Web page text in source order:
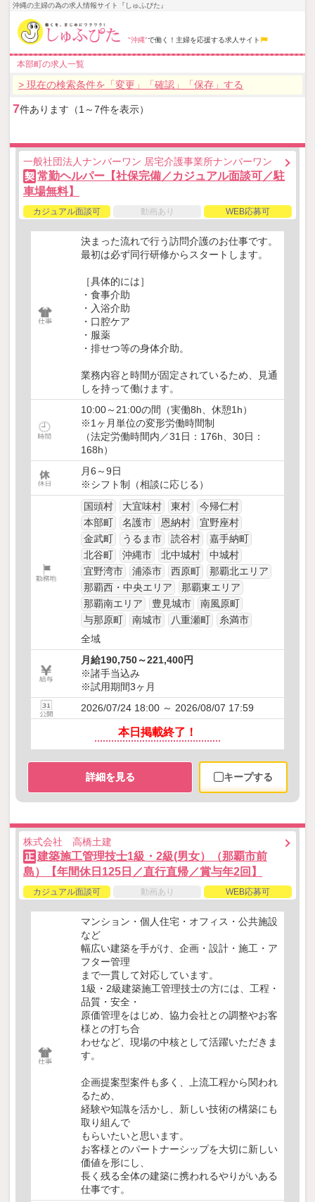
沖縄の主婦の為の求人情報サイト『しゅふぴた』
"沖縄"で働く！主婦を応援する求人サイト
本部町の求人一覧
> 現在の検索条件を「変更」「確認」「保存」する
7件あります（1～7件を表示）
一般社団法人ナンバーワン 居宅介護事業所ナンバーワン
契 常勤ヘルパー【社保完備／カジュアル面談可／駐
車場無料】
カジュアル面談可 動画あり WEB応募可
決まった流れで行う訪問介護のお仕事です。
最初は必ず同行研修からスタートします。
［具体的には］
・食事介助
・入浴介助
・口腔ケア
・服薬
・排せつ等の身体介助。
業務内容と時間が固定されているため、見通
しを持って働けます。
10:00～21:00の間（実働8h、休憩1h）
※1ヶ月単位の変形労働時間制
（法定労働時間内／31日：176h、30日：
168h）
月6～9日
※シフト制（相談に応じる）
国頭村
大宜味村 東村
今帰仁村
本部町
名護市 恩納村
宜野座村
金武町
うるま市 読谷村
嘉手納町
北谷町
沖縄市 北中城村
中城村
宜野湾市
浦添市 西原町
那覇北エリア
那覇西・中央エリア
那覇東エリア
那覇南エリア
豊見城市
南風原町
与那原町
南城市 八重瀬町
糸満市
全域
月給190,750～221,400円
※諸手当込み
※試用期間3ヶ月
2026/07/24 18:00 ～ 2026/08/07 17:59
本日掲載終了！
詳細を見る キープする
株式会社 高橋土建
正 建築施工管理技士1級・2級(男女）（那覇市前
島）【年間休日125日／直行直帰／賞与年2回】
カジュアル面談可 動画あり WEB応募可
マンション・個人住宅・オフィス・公共施設
など
幅広い建築を手がけ、企画・設計・施工・ア
フター管理
まで一貫して対応しています。
1級・2級建築施工管理技士の方には、工程・
品質・安全・
原価管理をはじめ、協力会社との調整やお客
様との打ち合
わせなど、現場の中核として活躍いただきま
す。
企画提案型案件も多く、上流工程から関われ
るため、
経験や知識を活かし、新しい技術の構築にも
取り組んで
もらいたいと思います。
お客様とのパートナーシップを大切に新しい
価値を形にし、
長く残る全体の建築に携われるやりがいある
仕事です。